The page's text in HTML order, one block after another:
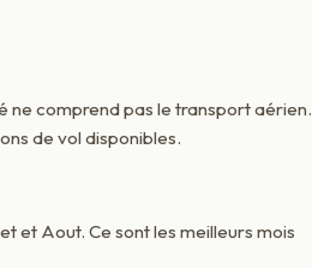
ne comprend pas le transport aérien.
de vol disponibles.
et Aout. Ce sont les meilleurs mois